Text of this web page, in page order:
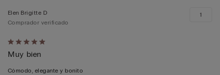
Calificación
de
5
Elen Brigitte D
Comprador verificado
Muy bien
Cómodo, elegante y bonito
1